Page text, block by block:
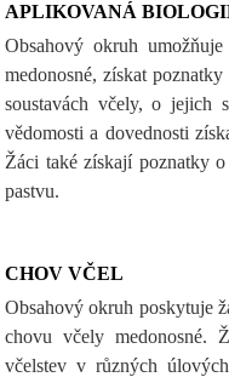
APLIKOVANÁ
Obsahový okruh
medonosné, získat
soustavách včely, o jejich
vědomosti a dovednosti
Žáci také získají poznatky
pastvu.
CHOV VČEL
Obsahový okruh poskytuje
chovu včely medonosné.
včelstev v různých